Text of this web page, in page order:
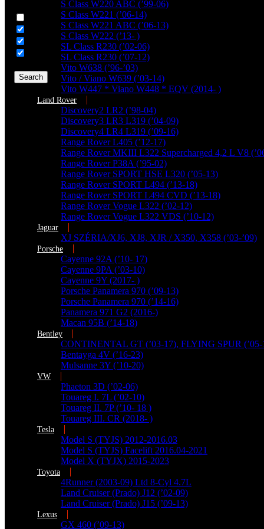
Generic filters
Hidden label
Hidden label
Hidden label
Hidden label
Search
S Class W220 ABC (’99-06)
S Class W221 (’06-14)
S Class W221 ABC (’06-13)
S Class W222 (’13- )
SL Class R230 (’02-06)
SL Class R230 (’07-12)
Vito W638 (’96-’03)
Vito / Viano W639 (’03-14)
Vito W447 * Viano W448 * EQV (2014- )
Land Rover
Discovery2 LR2 (’98-04)
Discovery3 LR3 L319 (’04-09)
Discovery4 LR4 L319 (’09-16)
Range Rover L405 (’12-17)
Range Rover MKIII L322 Supercharged 4,2 L V8
Range Rover P38A (’95-02)
Range Rover SPORT HSE L320 (’05-13)
Range Rover SPORT L494 (’13-18)
Range Rover SPORT L494 CVD (’13-18)
Range Rover Vogue L322 (’02-12)
Range Rover Vogue L322 VDS (’10-12)
Jaguar
XJ SZÉRIA/XJ6, XJ8, XJR / X350, X358 (’03-’09)
Porsche
Cayenne 92A (’10- 17)
Cayenne 9PA (’03-10)
Cayenne 9Y (2017- )
Porsche Panamera 970 (’09-13)
Porsche Panamera 970 (’14-16)
Panamera 971 G2 (2016-)
Macan 95B (’14-18)
Bentley
CONTINENTAL GT (’03-17), FLYING SPUR (’05-
Bentayga 4V (’16-23)
Mulsanne 3Y (’10-20)
VW
Phaeton 3D (’02-06)
Touareg I. 7L (’02-10)
Touareg II. 7P (’10- 18 )
Touareg III. CR (2018- )
Tesla
Model S (TYJS) 2012-2016.03
Model S (TYJS) Facelift 2016.04-2021
Model X (TYJX) 2015-2023
Toyota
4Runner (2003-09) Ltd 8-Cyl 4.7L
Land Cruiser (Prado) J12 (’02-09)
Land Cruiser (Prado) J15 (’09-13)
Lexus
GX 460 (’09-13)